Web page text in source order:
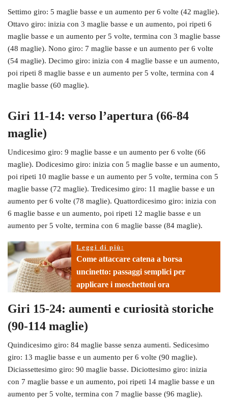
Settimo giro: 5 maglie basse e un aumento per 6 volte (42 maglie).
Ottavo giro: inizia con 3 maglie basse e un aumento, poi ripeti 6
maglie basse e un aumento per 5 volte, termina con 3 maglie basse
(48 maglie). Nono giro: 7 maglie basse e un aumento per 6 volte
(54 maglie). Decimo giro: inizia con 4 maglie basse e un aumento,
poi ripeti 8 maglie basse e un aumento per 5 volte, termina con 4
maglie basse (60 maglie).
Giri 11-14: verso l’apertura (66-84
maglie)
Undicesimo giro: 9 maglie basse e un aumento per 6 volte (66
maglie). Dodicesimo giro: inizia con 5 maglie basse e un aumento,
poi ripeti 10 maglie basse e un aumento per 5 volte, termina con 5
maglie basse (72 maglie). Tredicesimo giro: 11 maglie basse e un
aumento per 6 volte (78 maglie). Quattordicesimo giro: inizia con
6 maglie basse e un aumento, poi ripeti 12 maglie basse e un
aumento per 5 volte, termina con 6 maglie basse (84 maglie).
Leggi di più:
Come attaccare catena a borsa
uncinetto: passaggi semplici per
applicare i moschettoni ora
Giri 15-24: aumenti e curiosità storiche
(90-114 maglie)
Quindicesimo giro: 84 maglie basse senza aumenti. Sedicesimo
giro: 13 maglie basse e un aumento per 6 volte (90 maglie).
Diciassettesimo giro: 90 maglie basse. Diciottesimo giro: inizia
con 7 maglie basse e un aumento, poi ripeti 14 maglie basse e un
aumento per 5 volte, termina con 7 maglie basse (96 maglie).